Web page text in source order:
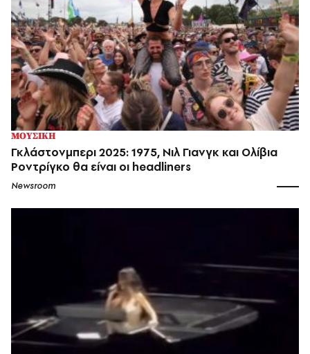
ΜΟΥΣΙΚΗ
Γκλάστονμπερι 2025: 1975, Νιλ Γιανγκ και Ολίβια
Ροντρίγκο θα είναι οι headliners
Newsroom